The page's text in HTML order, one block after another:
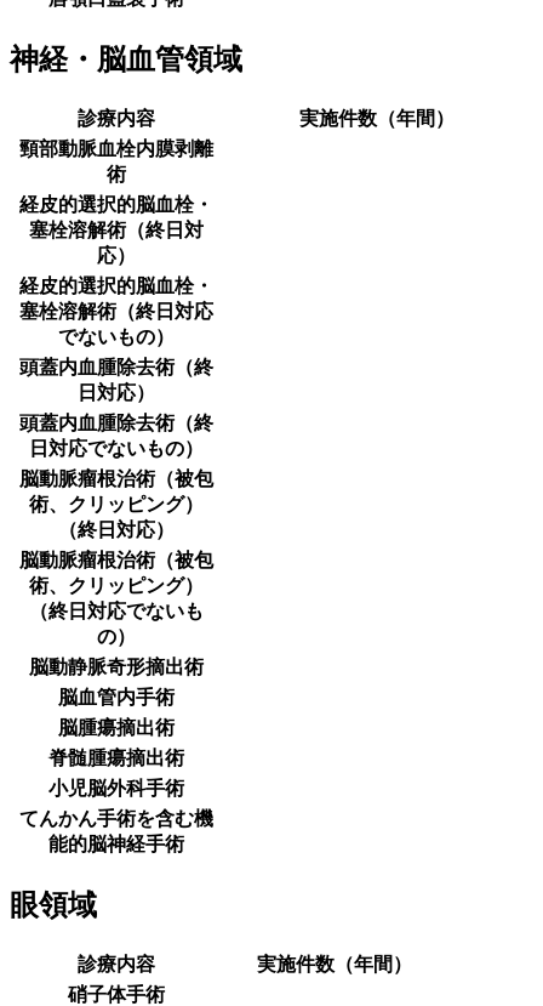
神経・脳血管領域
診療内容
実施件数（年間）
頸部動脈血栓内膜剥離
術
経皮的選択的脳血栓・
塞栓溶解術（終日対
応）
経皮的選択的脳血栓・
塞栓溶解術（終日対応
でないもの）
頭蓋内血腫除去術（終
日対応）
頭蓋内血腫除去術（終
日対応でないもの）
脳動脈瘤根治術（被包
術、クリッピング）
（終日対応）
脳動脈瘤根治術（被包
術、クリッピング）
（終日対応でないも
の）
脳動静脈奇形摘出術
脳血管内手術
脳腫瘍摘出術
脊髄腫瘍摘出術
小児脳外科手術
てんかん手術を含む機
能的脳神経手術
眼領域
診療内容
実施件数（年間）
硝子体手術